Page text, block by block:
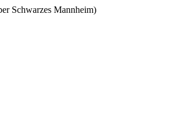
Schwarzes Mannheim)